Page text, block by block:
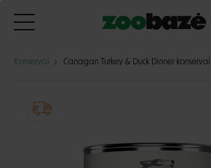
Konservai Canagan Turkey & Duck Dinner